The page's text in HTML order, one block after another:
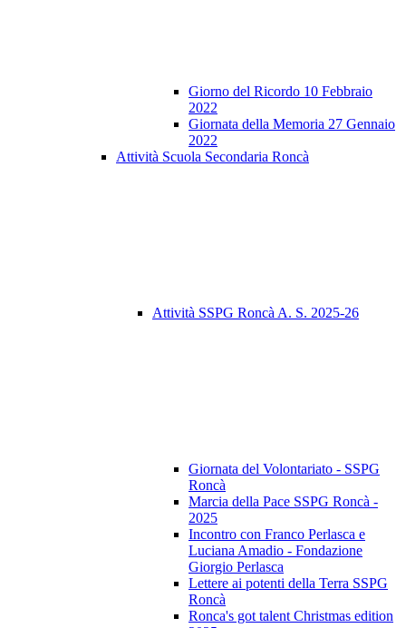
Giorno del Ricordo 10 Febbraio
2022
Giornata della Memoria 27 Gennaio
2022
Attività Scuola Secondaria Roncà
Attività SSPG Roncà A. S. 2025-26
Giornata del Volontariato - SSPG
Roncà
Marcia della Pace SSPG Roncà -
2025
Incontro con Franco Perlasca e
Luciana Amadio - Fondazione
Giorgio Perlasca
Lettere ai potenti della Terra SSPG
Roncà
Ronca's got talent Christmas edition